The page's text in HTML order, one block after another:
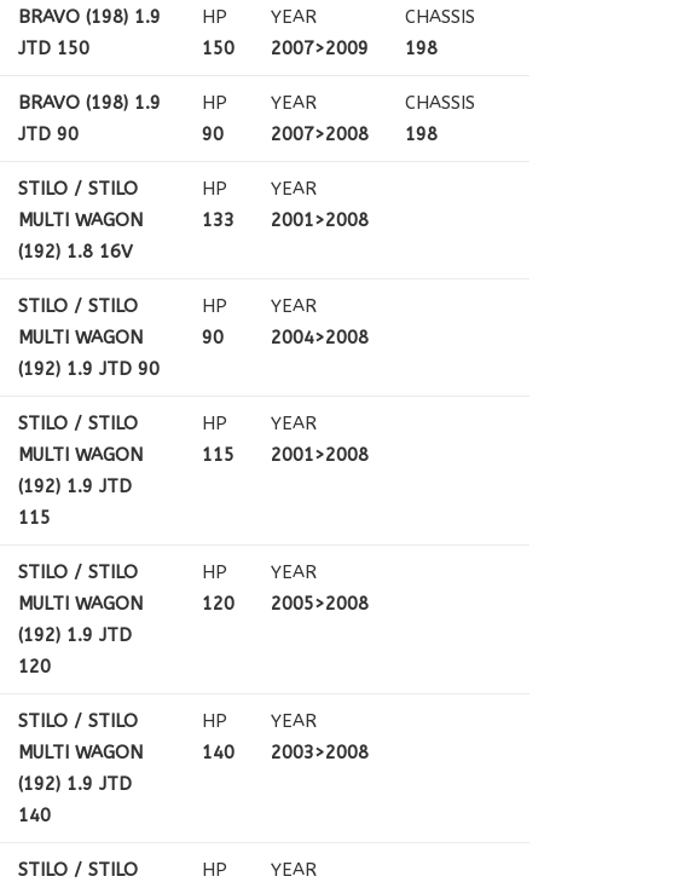
BRAVO (198) 1.9
JTD 150
HP
150
YEAR
2007>2009
CHASSIS
198
BRAVO (198) 1.9
JTD 90
HP
90
YEAR
2007>2008
CHASSIS
198
STILO / STILO
MULTI WAGON
(192) 1.8 16V
HP
133
YEAR
2001>2008
STILO / STILO
MULTI WAGON
(192) 1.9 JTD 90
HP
90
YEAR
2004>2008
STILO / STILO
MULTI WAGON
(192) 1.9 JTD
115
HP
115
YEAR
2001>2008
STILO / STILO
MULTI WAGON
(192) 1.9 JTD
120
HP
120
YEAR
2005>2008
STILO / STILO
MULTI WAGON
(192) 1.9 JTD
140
HP
140
YEAR
2003>2008
STILO / STILO
HP
YEAR